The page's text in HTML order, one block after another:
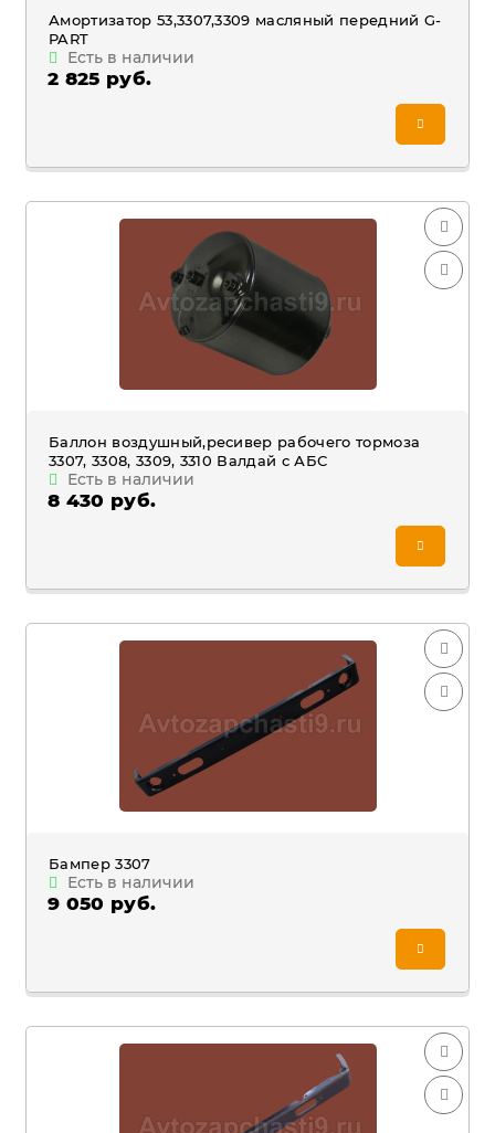
Амортизатор 53,3307,3309 масляный передний G-
PART
Есть в наличии
2 825 руб.
Баллон воздушный,ресивер рабочего тормоза
3307, 3308, 3309, 3310 Валдай с АБС
Есть в наличии
8 430 руб.
Бампер 3307
Есть в наличии
9 050 руб.